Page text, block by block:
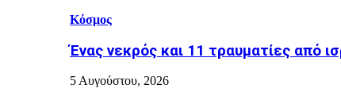
Κόσμος
Ένας νεκρός και 11 τραυματίες από
5 Αυγούστου, 2026